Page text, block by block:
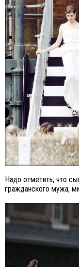
Надо отметить, что
гражданского мужа,